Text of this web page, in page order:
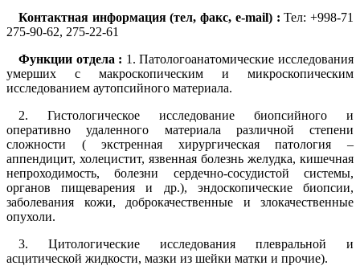
Контактная информация (тел, факс, e-mail) :Тел: +998-71
275-90-62, 275-22-61
Функции отдела : 1. Патологоанатомические исследования
умерших с макроскопическим и микроскопическим
исследованием аутопсийного материала.
2. Гистологическое исследование биопсийного и
оперативно удаленного материала различной степени
сложности ( экстренная хирургическая патология –
аппендицит, холецистит, язвенная болезнь желудка, кишечная
непроходимость, болезни сердечно-сосудистой системы,
органов пищеварения и др.), эндоскопические биопсии,
заболевания кожи, доброкачественные и злокачественные
опухоли.
3. Цитологические исследования плевральной и
асцитической жидкости, мазки из шейки матки и прочие).